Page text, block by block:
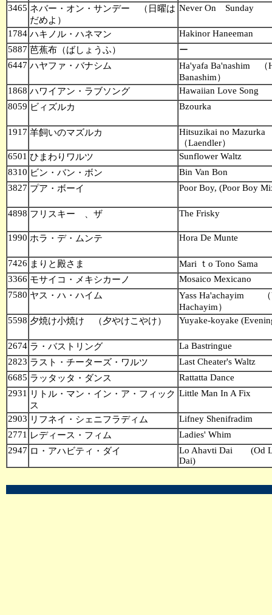
3465 ネバー・オン・サンデー （日曜は
だめよ）
Never On Sunday
1784 ハキノル・ハネマン
Hakinor Haneeman
5887 芭蕉布（ばしょうふ）
ー
6447 ハヤファ・バナシム
Ha'yafa Ba'nashim （
Banashim）
1868 ハワイアン・ラブソング
Hawaiian Love Song
8059 ビィズルカ Bzourka
1917 羊飼いのマズルカ
Hitsuzikai no
（Laendler）
6501 ひまわりワルツ
Sunflower Waltz
8310 ビン・バン・ボン
Bin Van Bon
3827 プア・ボーイ Poor Boy, (Poor Boy
4898 フリスキー 、ザ The Frisky
1990 ホラ・デ・ムンテ Hora De Munte
7426 まりと殿さま
Mari ｔo Tono Sama
3366 モサイコ・メキシカーノ
Mosaico Mexicano
7580 ヤス・ハ・ハイム
Yass Ha'achayim （
Hachayim）
5598 夕焼け小焼け （夕やけこやけ） Yuyake-koyake
2674 ラ・バストリング
La Bastringue
2823 ラスト・チーターズ・ワルツ
Last Cheater's Waltz
6685 ラッタッタ・ダンス
Rattatta Dance
2931
リトル・マン・イン・ア・フィック
ス
Little Man In A Fix
2903 リフネイ・シェニフラディム
Lifney Shenifradim
2771 レディース・フィム
Ladies' Whim
2947 ロ・アハビティ・ダイ
Lo Ahavti Dai (Od
Dai)